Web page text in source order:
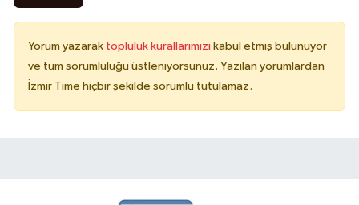
Yorum yazarak topluluk kurallarımızı kabul etmiş bulunuyor
ve tüm sorumluluğu üstleniyorsunuz. Yazılan yorumlardan
İzmir Time hiçbir şekilde sorumlu tutulamaz.